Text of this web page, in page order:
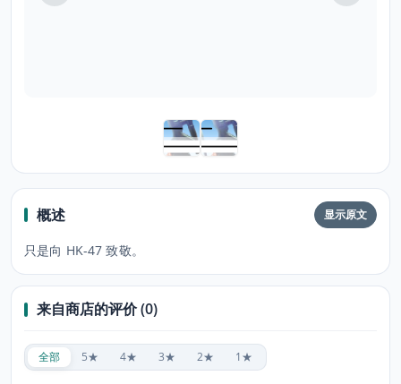
概述 显示原文
只是向 HK-47 致敬。
来自商店的评价 (0)
全部 5★ 4★ 3★ 2★ 1★